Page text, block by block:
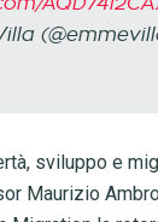
sviluppo e
Maurizio